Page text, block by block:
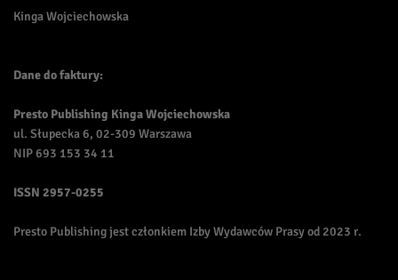
Kinga Wojciechowska
Dane do faktury:
Presto Publishing Kinga Wojciechowska
ul. Słupecka 6, 02-309 Warszawa
NIP 693 153 34 11
ISSN 2957-0255
Presto Publishing jest członkiem Izby Wydawców Prasy od 2023 r.